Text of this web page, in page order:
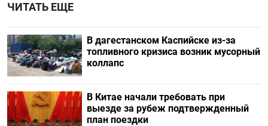
ЧИТАТЬ ЕЩЕ
В дагестанском Каспийске из-за
топливного кризиса возник мусорный
коллапс
В Китае начали требовать при
выезде за рубеж подтвержденный
план поездки